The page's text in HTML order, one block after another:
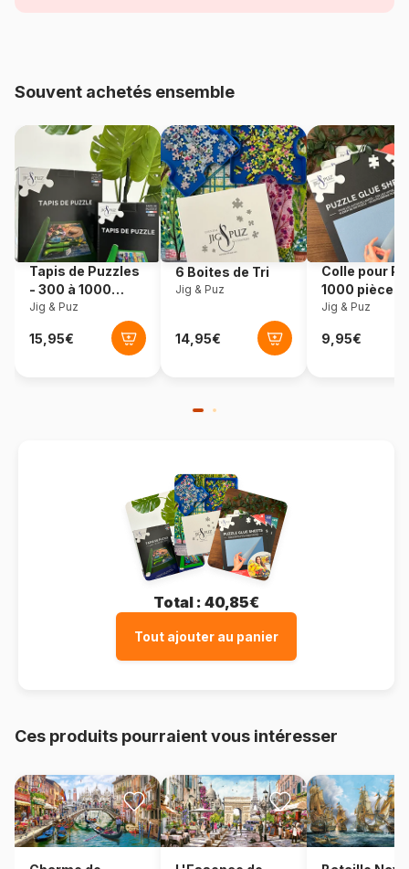
Provenance Pologne
Castorland-400089
EAN 5904438400089
Nombre de pièces 4000 pièces
Dimensions 138 x 68 cm
Souvent achetés ensemble
Tapis de Puzzles
- 300 à 1000
pièces
Jig & Puz
6 Boites de Tri
Jig & Puz
Colle pour
1000 pièces
Jig & Puz
Total : 40,85€
Tout ajouter au panier
Ces produits pourraient vous intéresser